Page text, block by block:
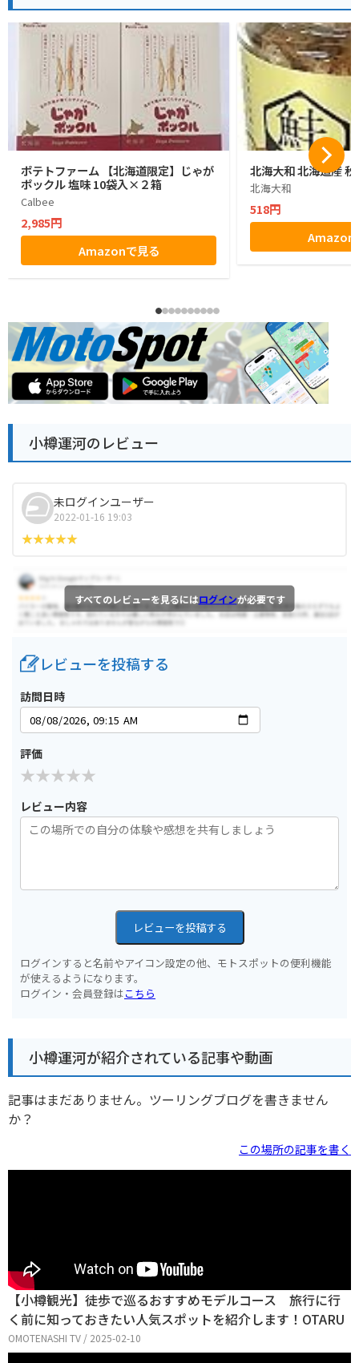
ポテトファーム 【北海道限定】じゃが
ポックル 塩味 10袋入×２箱
Calbee
2,985円
Amazonで見る
北海大和 北海道産
北海大和
518円
Amazon
小樽運河のレビュー
未ログインユーザー
2022-01-16 19:03
すべてのレビューを見るにはログインが必要です
レビューを投稿する
訪問日時
評価
レビュー内容
レビューを投稿する
ログインすると名前やアイコン設定の他、モトスポットの便利機能
が使えるようになります。
ログイン・会員登録はこちら
小樽運河が紹介されている記事や動画
記事はまだありません。ツーリングブログを書きません
か？
この場所の記事を書く
【小樽観光】徒歩で巡るおすすめモデルコース 旅行に行
く前に知っておきたい人気スポットを紹介します！OTARU
OMOTENASHI TV / 2025-02-10